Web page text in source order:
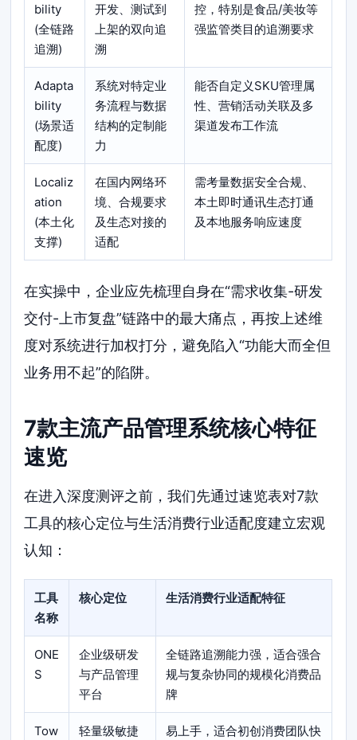
bility
(全链路
追溯)
开发、测试到
上架的双向追
溯
控，特别是食品/美妆等
强监管类目的追溯要求
Adapta
bility
(场景适
配度)
系统对特定业
务流程与数据
结构的定制能
力
能否自定义SKU管理属
性、营销活动关联及多
渠道发布工作流
Localiz
ation
(本土化
支撑)
在国内网络环
境、合规要求
及生态对接的
适配
需考量数据安全合规、
本土即时通讯生态打通
及本地服务响应速度
在实操中，企业应先梳理自身在“需求收集-研发
交付-上市复盘”链路中的最大痛点，再按上述维
度对系统进行加权打分，避免陷入“功能大而全但
业务用不起”的陷阱。
7款主流产品管理系统核心特征
速览
在进入深度测评之前，我们先通过速览表对7款
工具的核心定位与生活消费行业适配度建立宏观
认知：
工具
名称
核心定位 生活消费行业适配特征
ONE
S
企业级研发
与产品管理
平台
全链路追溯能力强，适合强合
规与复杂协同的规模化消费品
牌
Tow
轻量级敏捷
易上手，适合初创消费团队快